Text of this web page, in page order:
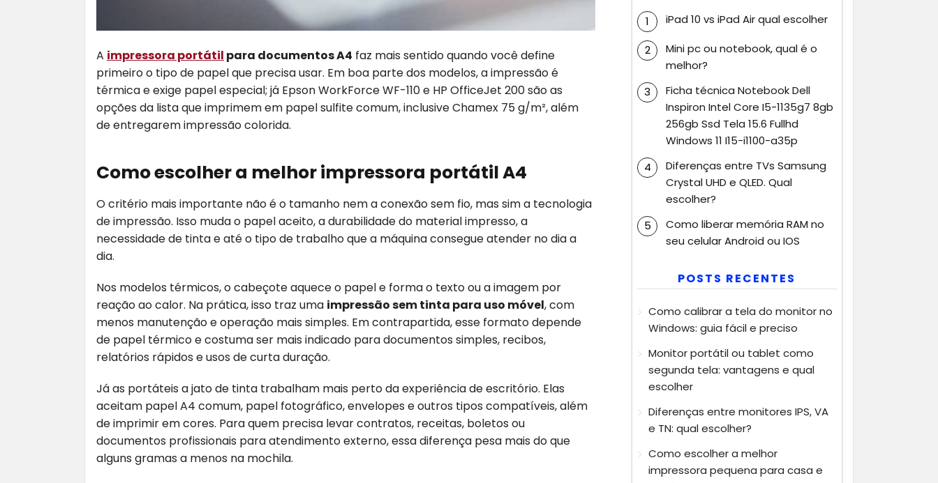
A impressora portátil para documentos A4 faz mais sentido quando você define
primeiro o tipo de papel que precisa usar. Em boa parte dos modelos, a impressão é
térmica e exige papel especial; já Epson WorkForce WF-110 e HP OfficeJet 200 são as
opções da lista que imprimem em papel sulfite comum, inclusive Chamex 75 g/m², além
de entregarem impressão colorida.
Como escolher a melhor impressora portátil A4
O critério mais importante não é o tamanho nem a conexão sem fio, mas sim a tecnologia
de impressão. Isso muda o papel aceito, a durabilidade do material impresso, a
necessidade de tinta e até o tipo de trabalho que a máquina consegue atender no dia a
dia.
Nos modelos térmicos, o cabeçote aquece o papel e forma o texto ou a imagem por
reação ao calor. Na prática, isso traz uma impressão sem tinta para uso móvel, com
menos manutenção e operação mais simples. Em contrapartida, esse formato depende
de papel térmico e costuma ser mais indicado para documentos simples, recibos,
relatórios rápidos e usos de curta duração.
Já as portáteis a jato de tinta trabalham mais perto da experiência de escritório. Elas
aceitam papel A4 comum, papel fotográfico, envelopes e outros tipos compatíveis, além
de imprimir em cores. Para quem precisa levar contratos, receitas, boletos ou
documentos profissionais para atendimento externo, essa diferença pesa mais do que
alguns gramas a menos na mochila.
iPad 10 vs iPad Air qual escolher
Mini pc ou notebook, qual é o
melhor?
Ficha técnica Notebook Dell
Inspiron Intel Core I5-1135g7 8gb
256gb Ssd Tela 15.6 Fullhd
Windows 11 I15-i1100-a35p
Diferenças entre TVs Samsung
Crystal UHD e QLED. Qual
escolher?
Como liberar memória RAM no
seu celular Android ou IOS
POSTS RECENTES
Como calibrar a tela do monitor no
Windows: guia fácil e preciso
Monitor portátil ou tablet como
segunda tela: vantagens e qual
escolher
Diferenças entre monitores IPS, VA
e TN: qual escolher?
Como escolher a melhor
impressora pequena para casa e